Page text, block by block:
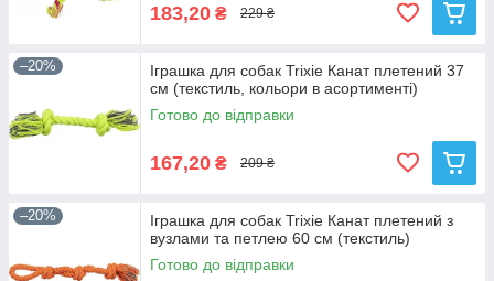
183,20 ₴ 229 ₴
–20%
Іграшка для собак Trixie Канат плетений 37
см (текстиль, кольори в асортименті)
Готово до відправки
167,20 ₴ 209 ₴
–20%
Іграшка для собак Trixie Канат плетений з
вузлами та петлею 60 см (текстиль)
Готово до відправки